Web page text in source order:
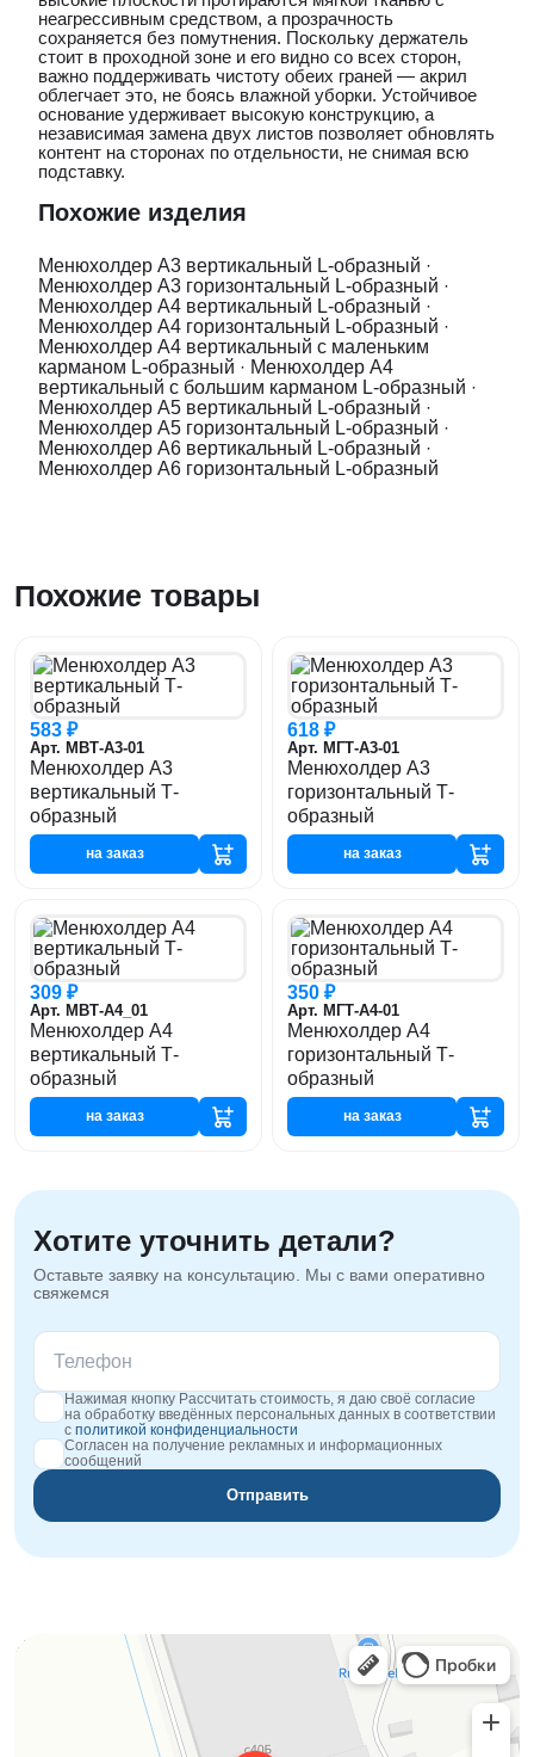
неагрессивным средством, а прозрачность
сохраняется без помутнения. Поскольку держатель
стоит в проходной зоне и его видно со всех сторон,
важно поддерживать чистоту обеих граней — акрил
облегчает это, не боясь влажной уборки. Устойчивое
основание удерживает высокую конструкцию, а
независимая замена двух листов позволяет обновлять
контент на сторонах по отдельности, не снимая всю
подставку.
Похожие изделия
Менюхолдер А3 вертикальный L-образный ·
Менюхолдер А3 горизонтальный L-образный ·
Менюхолдер А4 вертикальный L-образный ·
Менюхолдер А4 горизонтальный L-образный ·
Менюхолдер А4 вертикальный с маленьким
карманом L-образный · Менюхолдер А4
вертикальный с большим карманом L-образный ·
Менюхолдер А5 вертикальный L-образный ·
Менюхолдер А5 горизонтальный L-образный ·
Менюхолдер А6 вертикальный L-образный ·
Менюхолдер А6 горизонтальный L-образный
Похожие товары
583 ₽
Арт. МВТ-А3-01
Менюхолдер А3
вертикальный Т-
образный
на заказ
618 ₽
Арт. МГТ-А3-01
Менюхолдер А3
горизонтальный Т-
образный
на заказ
309 ₽
Арт. МВТ-А4_01
Менюхолдер А4
вертикальный Т-
образный
на заказ
350 ₽
Арт. МГТ-А4-01
Менюхолдер А4
горизонтальный Т-
образный
на заказ
Хотите уточнить детали?
Оставьте заявку на консультацию. Мы с вами оперативно
свяжемся
Нажимая кнопку Рассчитать стоимость, я даю своё согласие
на обработку введённых персональных данных в соответствии
с политикой конфиденциальности
Согласен на получение рекламных и информационных
сообщений
Отправить
Orgplex
Оргстекло, поликарбонат в Лыткарине
Торговое оборудование в Лыткарине